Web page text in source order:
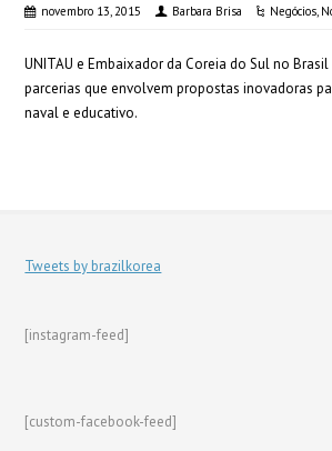
novembro 13, 2015 Barbara Brisa Negócios,
UNITAU e Embaixador da Coreia do Sul no
parcerias que envolvem propostas inovadoras
naval e educativo.
Tweets by brazilkorea
[instagram-feed]
[custom-facebook-feed]